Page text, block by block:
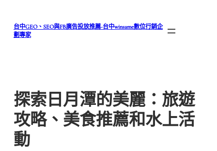
台中GEO、SEO與FB廣告投放推薦-台中winsame數位行銷企
劃專家
探索日月潭的美麗：旅遊
攻略、美食推薦和水上活
動